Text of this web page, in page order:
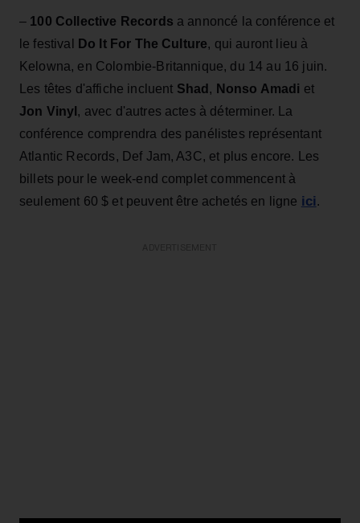
– 100 Collective Records a annoncé la conférence et
le festival
Do It For The Culture, qui auront lieu à
Kelowna, en Colombie-Britannique, du 14 au 16 juin.
Les têtes d'affiche incluent Shad , Nonso Amadi et
Jon Vinyl , avec d'autres actes à déterminer. La
conférence comprendra des panélistes représentant
Atlantic Records, Def Jam, A3C, et plus encore. Les
billets pour le week-end complet commencent à
seulement 60 $ et peuvent être achetés en ligne ici.